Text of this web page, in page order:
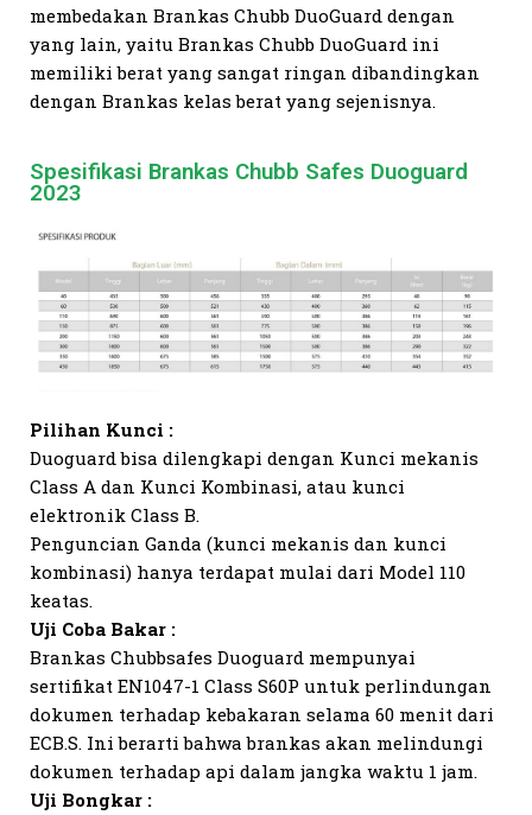
membedakan Brankas Chubb DuoGuard dengan
yang lain, yaitu Brankas Chubb DuoGuard ini
memiliki berat yang sangat ringan dibandingkan
dengan Brankas kelas berat yang sejenisnya.
Spesifikasi Brankas Chubb Safes Duoguard
2023
Pilihan Kunci :
Duoguard bisa dilengkapi dengan Kunci mekanis
Class A dan Kunci Kombinasi, atau kunci
elektronik Class B.
Penguncian Ganda (kunci mekanis dan kunci
kombinasi) hanya terdapat mulai dari Model 110
keatas.
Uji Coba Bakar :
Brankas Chubbsafes Duoguard mempunyai
sertifikat EN1047-1 Class S60P untuk perlindungan
dokumen terhadap kebakaran selama 60 menit dari
ECB.S. Ini berarti bahwa brankas akan melindungi
dokumen terhadap api dalam jangka waktu 1 jam.
Uji Bongkar :